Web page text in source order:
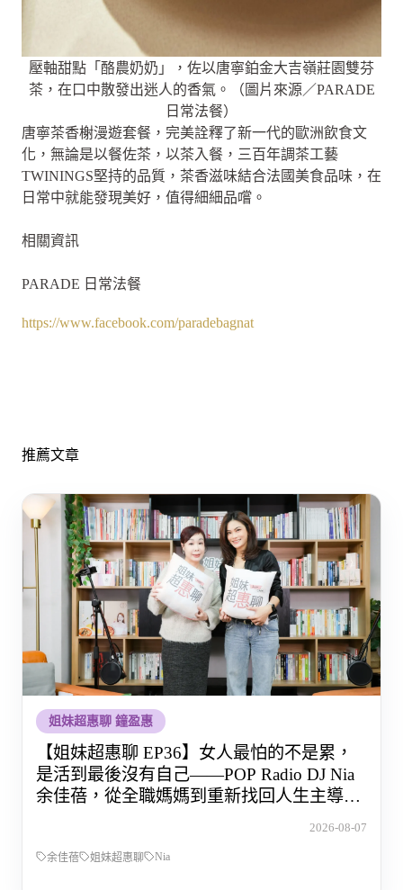
壓軸甜點「酪農奶奶」，佐以唐寧鉑金大吉嶺莊園雙芬
茶，在口中散發出迷人的香氣。（圖片來源／PARADE
日常法餐）
唐寧茶香榭漫遊套餐，完美詮釋了新一代的歐洲飲食文
化，無論是以餐佐茶，以茶入餐，三百年調茶工藝
TWININGS堅持的品質，茶香滋味結合法國美食品味，在
日常中就能發現美好，值得細細品嚐。
相關資訊
PARADE 日常法餐
https://www.facebook.com/paradebagnat
推薦文章
姐妹超惠聊 鐘盈惠
【姐妹超惠聊 EP36】女人最怕的不是累，
是活到最後沒有自己——POP Radio DJ Nia
余佳蓓，從全職媽媽到重新找回人生主導權
2026-08-07
余佳蓓 姐妹超惠聊 Nia